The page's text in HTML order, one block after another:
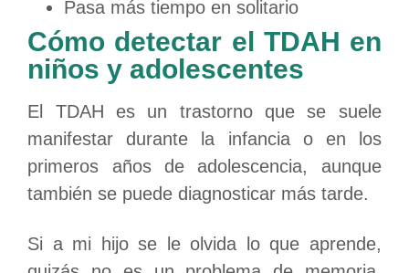
Pasa más tiempo en solitario
Cómo detectar el TDAH en
niños y adolescentes
El TDAH es un trastorno que se suele
manifestar durante la infancia o en los
primeros años de adolescencia, aunque
también se puede diagnosticar más tarde.
Si a mi hijo se le olvida lo que aprende,